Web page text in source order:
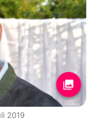
2019